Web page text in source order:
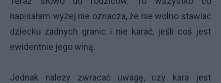
napisałam wyżej nie oznacza, że nie wolno stawiać
dziecku żadnych granic i nie karać, jeśli coś jest
ewidentnie jego winą.
Jednak należy zwracać uwagę, czy kara jest